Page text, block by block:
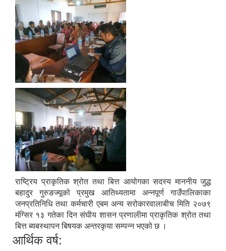
राष्ट्रिय प्राकृतिक श्रोत तथा बित्त आयोगका सदस्य माननीय जुद्ध
बहादुर गुरुङज्यूको प्रमुख आतिथ्यतामा अन्नपूर्ण गाउँपालिकाका
जनप्रतिनिधि तथा कर्मचारी एबम अन्य सरोकारवालाबीच मिति २०७९
मंग्सिर १३ गतेका दिन संघीय शासन प्रणालीमा प्राकृतिक श्रोत तथा
बित्त ब्यबस्थापन बिषयक अन्तरकृया सम्पन्न भएको छ ।
आर्थिक वर्ष: